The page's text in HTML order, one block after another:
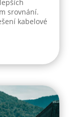
srovnání.
kabelové